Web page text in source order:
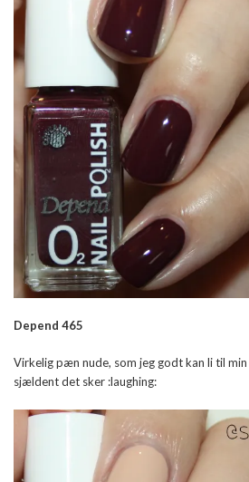
Depend 465
Virkelig pæn nude, som jeg godt kan li til
sjældent det sker :laughing: